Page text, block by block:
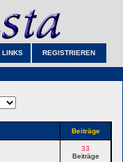
LINKS REGISTRIEREN
Beiträge
33
Beiträge